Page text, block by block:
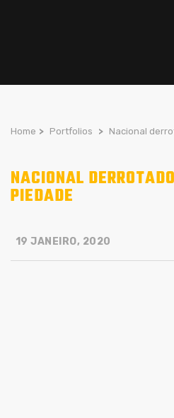
Home > Portfolios > Nacional
NACIONAL
PIEDADE
19 JANEIRO, 2020